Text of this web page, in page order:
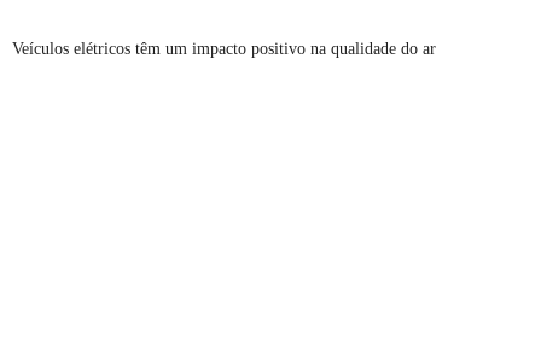
Veículos elétricos têm um impacto positivo na qualidade do ar